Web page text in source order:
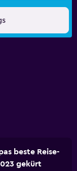
beste Reise-
gekürt